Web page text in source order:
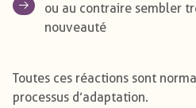
ou au contraire sembler
nouveauté
Toutes ces réactions sont
processus d’adaptation.